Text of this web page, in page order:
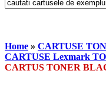
Home » CARTUSE
CARTUSE Lexmark
CARTUS TONER